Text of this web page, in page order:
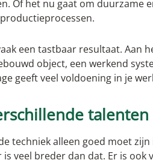
Of het nu gaat om duurzame
een tastbaar resultaat. Aan
object, een werkend
geeft veel voldoening in je
talenten
techniek alleen goed moet
veel breder dan dat. Er is ook